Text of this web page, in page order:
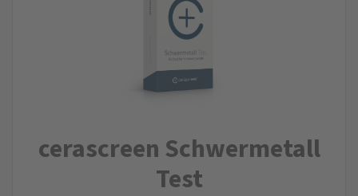
cerascreen Schwermetall
Test